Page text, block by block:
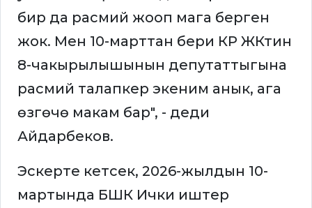
бир да расмий жооп мага берген
жок. Мен 10-марттан бери КР ЖКтин
8-чакырылышынын депутаттыгына
расмий талапкер экеним анык, ага
өзгөчө макам бар", - деди
Айдарбеков.
Эскерте кетсек, 2026-жылдын 10-
мартында БШК Ички иштер